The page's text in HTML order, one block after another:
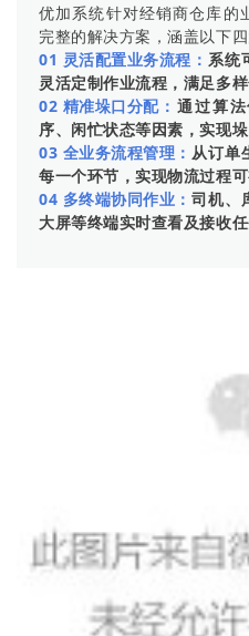
优加系统针对经销商仓库的
完整的解决方案，涵盖以下四
01 灵活配置业务流程： 系统
灵活定制作业流程，满足多样
02 精准垛口分配： 通过算
序、闲忙状态等因素，实现垛
03 全业务流程管理： 从订单
每一个环节，实现物流过程可
04 多终端协同作业： 司机、
大屏等终端实时查看及接收